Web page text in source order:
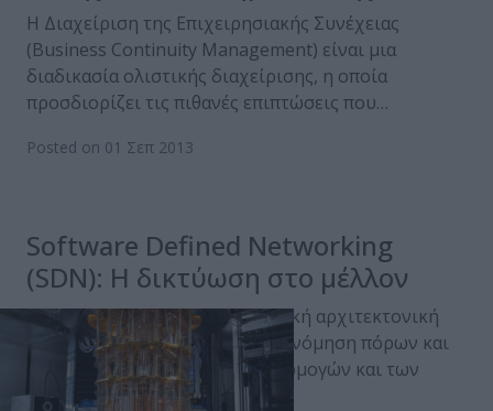
Η Διαχείριση της Επιχειρησιακής Συνέχειας
(Business Continuity Management) είναι μια
διαδικασία ολιστικής διαχείρισης, η οποία
προσδιορίζει τις πιθανές επιπτώσεις που…
Posted on 01 Σεπ 2013
Software Defined Networking
(SDN): Η δικτύωση στο μέλλον
Το SDN συνιστά μια νέα δικτυακή αρχιτεκτονική
που προσδίδει ευελιξία, εξοικονόμηση πόρων και
δυναμική υποστήριξη των εφαρμογών και των
νέων…